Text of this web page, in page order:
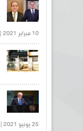
10 فبراير 2021 |
25 يونيو 2021 |